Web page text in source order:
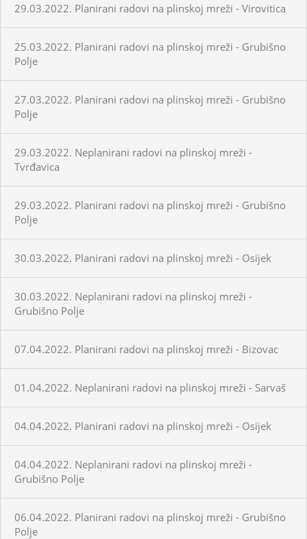
29.03.2022. Planirani radovi na plinskoj mreži - Virovitica
25.03.2022. Planirani radovi na plinskoj mreži - Grubišno
Polje
27.03.2022. Planirani radovi na plinskoj mreži - Grubišno
Polje
29.03.2022. Neplanirani radovi na plinskoj mreži -
Tvrđavica
29.03.2022. Planirani radovi na plinskoj mreži - Grubišno
Polje
30.03.2022. Planirani radovi na plinskoj mreži - Osijek
30.03.2022. Neplanirani radovi na plinskoj mreži -
Grubišno Polje
07.04.2022. Planirani radovi na plinskoj mreži - Bizovac
01.04.2022. Neplanirani radovi na plinskoj mreži - Sarvaš
04.04.2022. Planirani radovi na plinskoj mreži - Osijek
04.04.2022. Neplanirani radovi na plinskoj mreži -
Grubišno Polje
06.04.2022. Planirani radovi na plinskoj mreži - Grubišno
Polje